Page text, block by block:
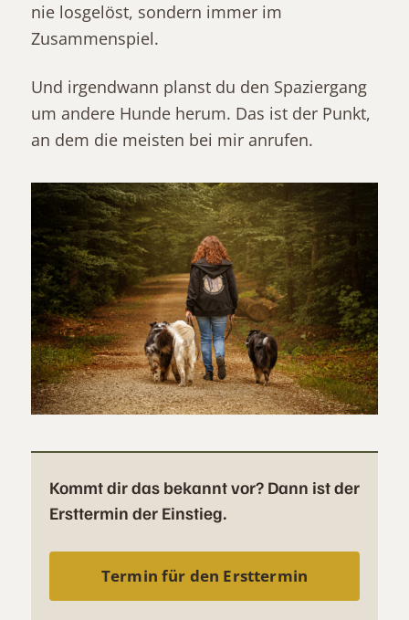
nie losgelöst, sondern immer im
Zusammenspiel.
Und irgendwann planst du den Spaziergang
um andere Hunde herum. Das ist der Punkt,
an dem die meisten bei mir anrufen.
Kommt dir das bekannt vor? Dann ist der
Ersttermin der Einstieg.
Termin für den Ersttermin